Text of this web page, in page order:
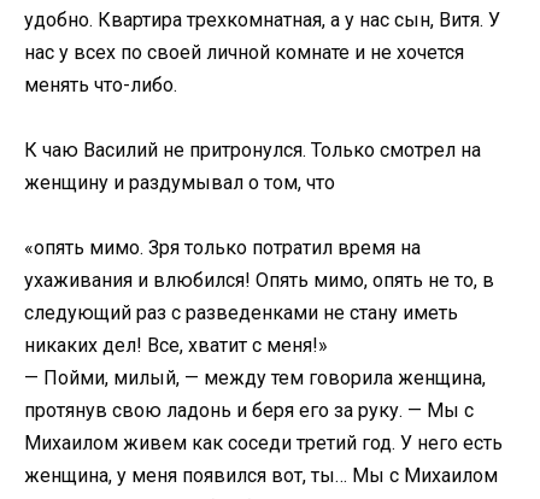
удобно. Квартира трехкомнатная, а у нас сын, Витя. У
нас у всех по своей личной комнате и не хочется
менять что-либо.
К чаю Василий не притронулся. Только смотрел на
женщину и раздумывал о том, что
«опять мимо. Зря только потратил время на
ухаживания и влюбился! Опять мимо, опять не то, в
следующий раз с разведенками не стану иметь
никаких дел! Все, хватит с меня!»
— Пойми, милый, — между тем говорила женщина,
протянув свою ладонь и беря его за руку. — Мы с
Михаилом живем как соседи третий год. У него есть
женщина, у меня появился вот, ты… Мы с Михаилом